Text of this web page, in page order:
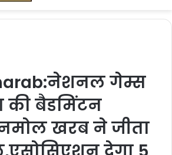
गेम्स
की बैडमिंटन
खरब ने जीता